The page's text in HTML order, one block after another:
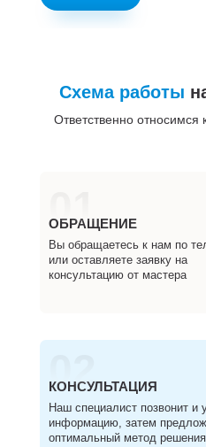
Схема работы
Ответственно относимся
01
ОБРАЩЕНИЕ
Вы обращаетесь к нам по
или оставляете заявку на
консультацию от мастера
02
КОНСУЛЬТАЦИЯ
Наш специалист позвонит и
информацию, затем
оптимальный метод